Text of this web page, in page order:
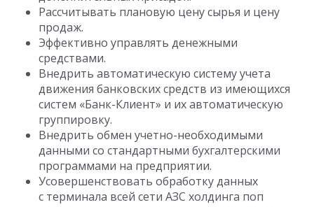
Рассчитывать плановую цену сырья и цену
продаж.
Эффективно управлять денежными
средствами.
Внедрить автоматическую систему учета
движения банковских средств из имеющихся
систем «Банк-Клиент» и их автоматическую
группировку.
Внедрить обмен учетно-необходимыми
данными со стандартными бухгалтерскими
программами на предприятии.
Усовершенствовать обработку данных
с терминала всей сети АЗС холдинга поп